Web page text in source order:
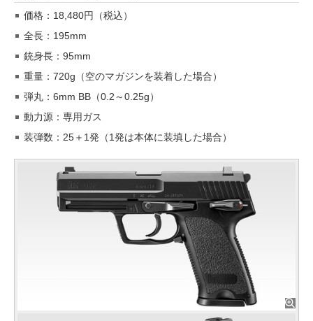
価格：18,480円（税込）
全長：195mm
銃身長：95mm
重量：720g（空のマガジンを装着した場合）
弾丸：6mm BB（0.2～0.25g）
動力源：専用ガス
装弾数：25＋1発（1発は本体に装填した場合）